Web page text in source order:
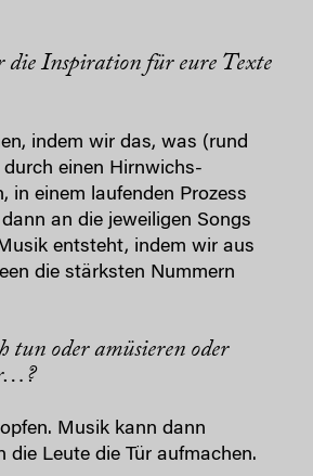
die Inspiration für eure Texte
indem wir das, was (rund
einen Hirnwichs-
in einem laufenden Prozess
an die jeweiligen Songs
entsteht, indem wir aus
die stärksten Nummern
tun oder amüsieren oder
Musik kann dann
die Leute die Tür aufmachen.